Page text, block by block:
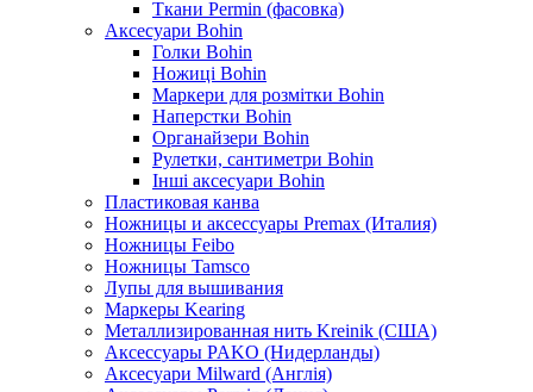
Ткани Permin (фасовка)
Аксесуари Bohin
Голки Bohin
Ножиці Bohin
Маркери для розмітки Bohin
Наперстки Bohin
Органайзери Bohin
Рулетки, сантиметри Bohin
Інші аксесуари Bohin
Пластиковая канва
Ножницы и аксессуары Premax (Италия)
Ножницы Feibo
Ножницы Tamsco
Лупы для вышивания
Маркеры Kearing
Металлизированная нить Kreinik (США)
Аксессуары PAKO (Нидерланды)
Аксесуари Milward (Англія)